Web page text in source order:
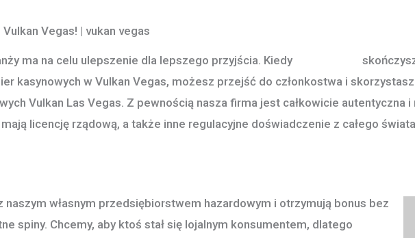
Vegas! | vukan vegas
ma na celu ulepszenie dla lepszego przyjścia. Kiedy
kasynowych w Vulkan Vegas, możesz przejść do członkostwa i
Vulkan Las Vegas. Z pewnością nasza firma jest całkowicie autentyczna i
licencję rządową, a także inne regulacyjne doświadczenie z całego
naszym własnym przedsiębiorstwem hazardowym i otrzymują bonus bez
spiny. Chcemy, aby ktoś stał się lojalnym konsumentem, dlatego